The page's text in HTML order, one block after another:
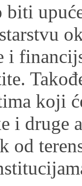
i
koji
i druge
od